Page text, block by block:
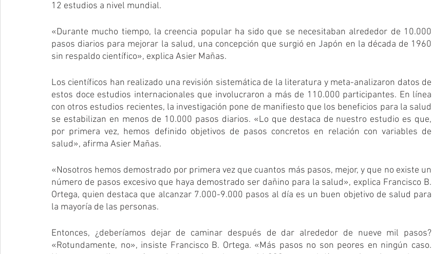
12 estudios a nivel mundial.
«Durante mucho tiempo, la creencia popular ha sido que se necesitaban alrededor de 10.000
pasos diarios para mejorar la salud, una concepción que surgió en Japón en la década de 1960
sin respaldo científico», explica Asier Mañas.
Los científicos han realizado una revisión sistemática de la literatura y meta-analizaron datos de
estos doce estudios internacionales que involucraron a más de 110.000 participantes. En línea
con otros estudios recientes, la investigación pone de manifiesto que los beneficios para la salud
se estabilizan en menos de 10.000 pasos diarios. «Lo que destaca de nuestro estudio es que,
por primera vez, hemos definido objetivos de pasos concretos en relación con variables de
salud», afirma Asier Mañas.
«Nosotros hemos demostrado por primera vez que cuantos más pasos, mejor, y que no existe un
número de pasos excesivo que haya demostrado ser dañino para la salud», explica Francisco B.
Ortega, quien destaca que alcanzar 7.000-9.000 pasos al día es un buen objetivo de salud para
la mayoría de las personas.
Entonces, ¿deberíamos dejar de caminar después de dar alrededor de nueve mil pasos?
«Rotundamente, no», insiste Francisco B. Ortega. «Más pasos no son peores en ningún caso.